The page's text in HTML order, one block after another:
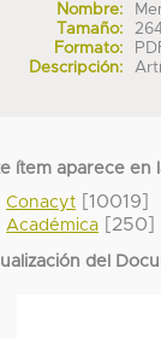
Nombre:
Tamaño:
Formato:
Descripción:
ítem aparece en
Conacyt [10019]
Académica [250]
del